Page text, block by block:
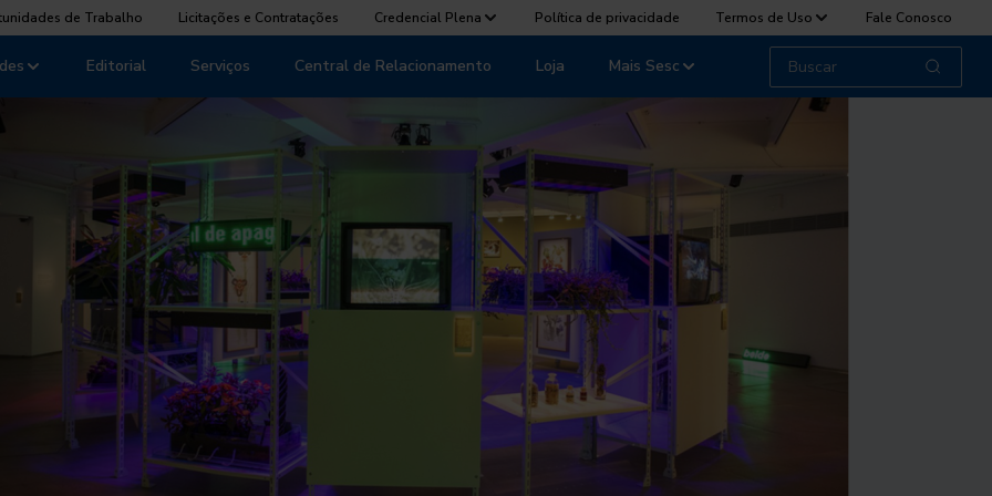
de Trabalho Licitações e Contratações Credencial Plena Política de privacidade Termos de Uso Fale Conosco
Editorial Serviços Central de Relacionamento Loja Mais Sesc